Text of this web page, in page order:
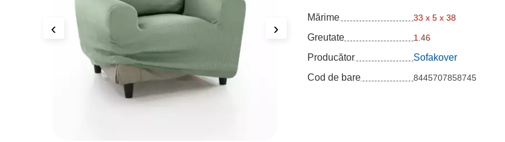
Ceas de mână
‹ ›
Mărime 33 x 5 x 38
Greutate 1.46
Producător
Sofakover
Cod de bare
8445707858745